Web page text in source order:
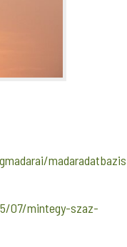
07/mintegy-szaz-